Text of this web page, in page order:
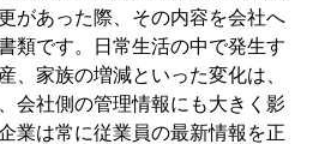
人事システムと連携しやすい
応にも役立つ
くある質問
提出しなければいけませんか？
があった際、その内容を会社へ
類です。日常生活の中で発生す
、家族の増減といった変化は、
会社側の管理情報にも大きく影
業は常に従業員の最新情報を正